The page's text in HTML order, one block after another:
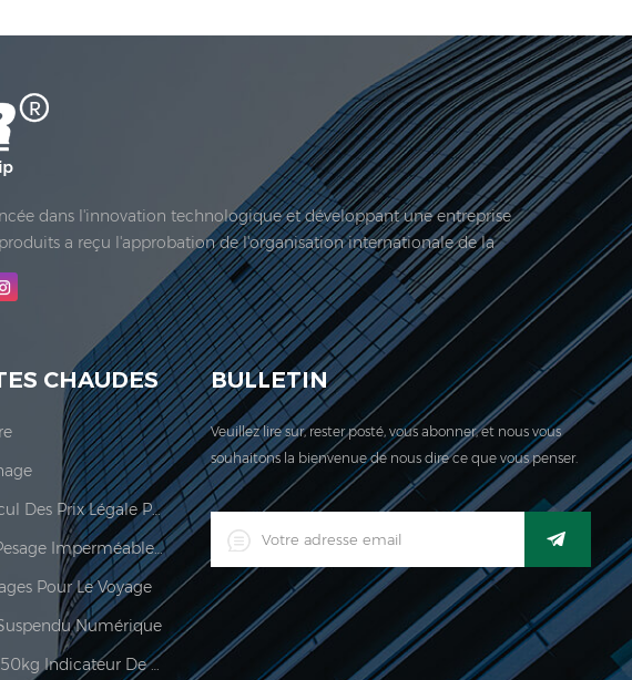
dans l'innovation technologique et développant une entreprise
a reçu l'approbation de l'organisation internationale de la
de notre société est située ici. En 2006, Jadeur acquis ...
CHAUDES
Échelle De Calcul Des Prix Légale Pour Le Commerce
Indicateur De Pesage Imperméable Industriel Industriel Numérique LED
Pour Le Voyage
Numérique
Imperméable 150kg Indicateur De Pesée
BULLETIN
Veuillez lire sur, rester posté, vous abonner, et nous vous
souhaitons la bienvenue de nous dire ce que vous penser.